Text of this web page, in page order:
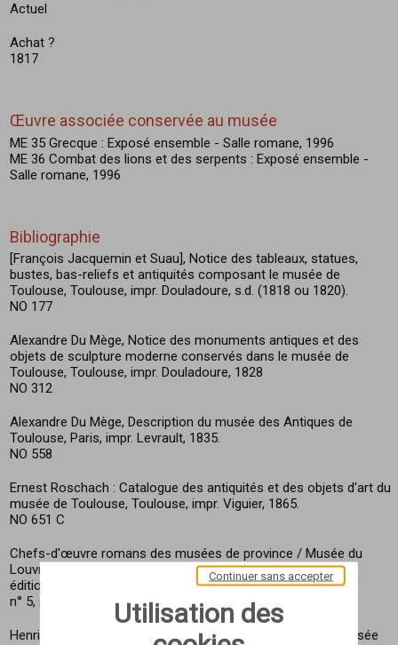
Actuel
Achat ?
1817
Œuvre associée conservée au musée
ME 35 Grecque : Exposé ensemble - Salle romane, 1996
ME 36 Combat des lions et des serpents : Exposé ensemble -
Salle romane, 1996
Bibliographie
[François Jacquemin et Suau], Notice des tableaux, statues,
bustes, bas-reliefs et antiquités composant le musée de
Toulouse, Toulouse, impr. Douladoure, s.d. (1818 ou 1820).
NO 177
Alexandre Du Mège, Notice des monuments antiques et des
objets de sculpture moderne conservés dans le musée de
Toulouse, Toulouse, impr. Douladoure, 1828
NO 312
Alexandre Du Mège, Description du musée des Antiques de
Toulouse, Paris, impr. Levrault, 1835.
NO 558
Ernest Roschach : Catalogue des antiquités et des objets d'art du
musée de Toulouse, Toulouse, impr. Viguier, 1865.
NO 651 C
Chefs-d'œuvre romans des musées de province / Musée du
Louvre, [exposition, 22 novembre 1957 - 24 mars 1958, 2e
édition], éditions des musées nationaux, 1957.
n° 5, p. 4-5.
Henri Rachou, Catalogue de sculpture et d'épigraphie du musée
Utilisation des
Continuer sans accepter